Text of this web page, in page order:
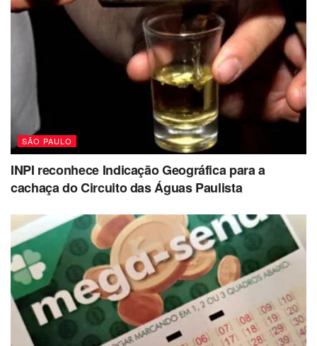
SÃO PAULO
INPI reconhece Indicação Geográfica para a
cachaça do Circuito das Águas Paulista